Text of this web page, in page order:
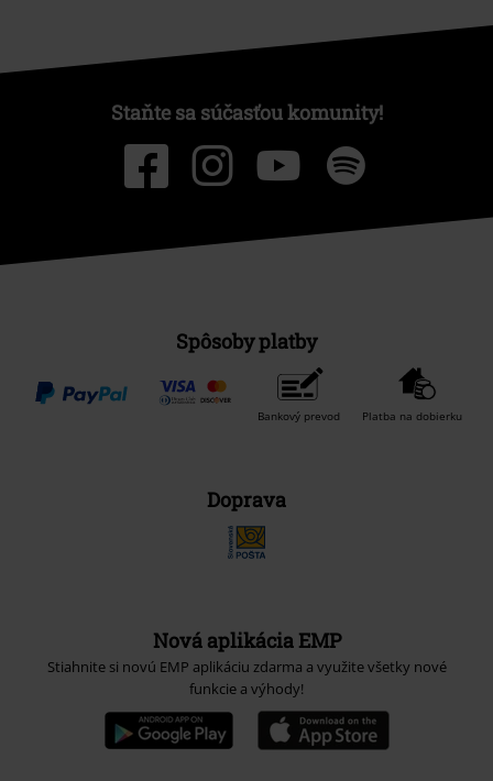
Staňte sa súčasťou komunity!
Spôsoby platby
Bankový prevod Platba na dobierku
Doprava
Nová aplikácia EMP
Stiahnite si novú EMP aplikáciu zdarma a využite všetky nové
funkcie a výhody!